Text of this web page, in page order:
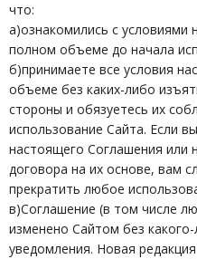
что:
а)ознакомились с условиями
полном объеме до начала
б)принимаете все условия
объеме без каких-либо
стороны и обязуетесь их
использование Сайта. Если
настоящего Соглашения или
договора на их основе, вам
прекратить любое
в)Соглашение (в том числе
изменено Сайтом без
уведомления. Новая